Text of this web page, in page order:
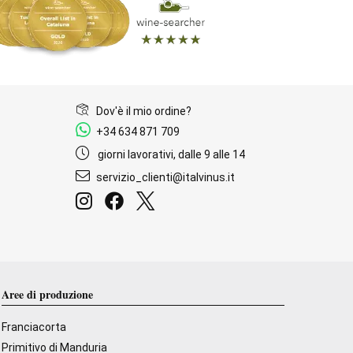
Dov'è il mio ordine?
+34 634 871 709
giorni lavorativi, dalle 9 alle 14
servizio_clienti@italvinus.it
Aree di produzione
Franciacorta
Primitivo di Manduria